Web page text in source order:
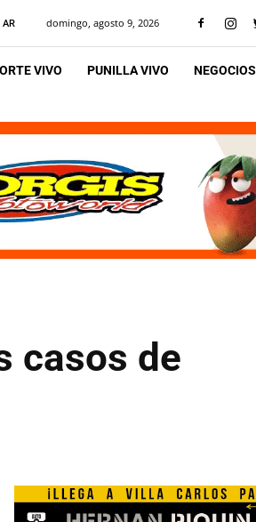
domingo, agosto 9, 2026
VIVO PUNILLA VIVO NEGOCIOS
casos de